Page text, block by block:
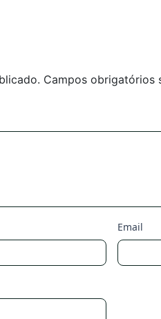
Campos obrigatórios
Email